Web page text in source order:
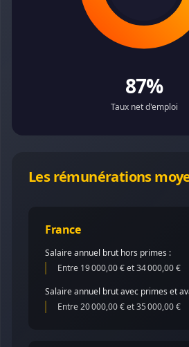
87%
Taux net d'emploi
Les rémunérations
France
Salaire annuel brut hors primes :
Entre 19 000,00 € et 34 000,00 €
Salaire annuel brut avec primes et
Entre 20 000,00 € et 35 000,00 €